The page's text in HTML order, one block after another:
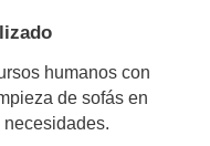
humanos con
de sofás en